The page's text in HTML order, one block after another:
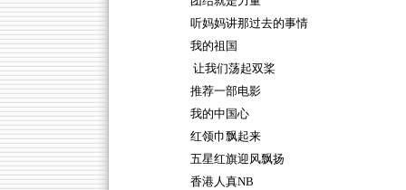
听妈妈讲那过去的事情
我的祖国
让我们荡起双桨
推荐一部电影
我的中国心
红领巾飘起来
五星红旗迎风飘扬
香港人真NB